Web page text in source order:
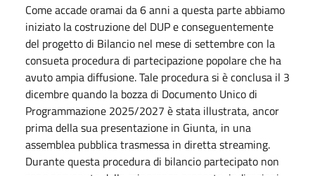
Come accade oramai da 6 anni a questa parte abbiamo
iniziato la costruzione del DUP e conseguentemente
del progetto di Bilancio nel mese di settembre con la
consueta procedura di partecipazione popolare che ha
avuto ampia diffusione. Tale procedura si è conclusa il 3
dicembre quando la bozza di Documento Unico di
Programmazione 2025/2027 è stata illustrata, ancor
prima della sua presentazione in Giunta, in una
assemblea pubblica trasmessa in diretta streaming.
Durante questa procedura di bilancio partecipato non